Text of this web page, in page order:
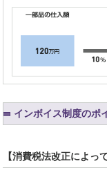
インボイス制度のポ
【消費税法改正によっ